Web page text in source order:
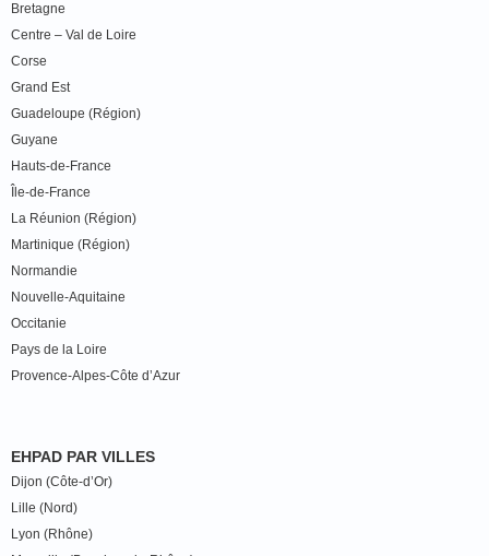
Bretagne
Centre – Val de Loire
Corse
Grand Est
Guadeloupe (Région)
Guyane
Hauts-de-France
Île-de-France
La Réunion (Région)
Martinique (Région)
Normandie
Nouvelle-Aquitaine
Occitanie
Pays de la Loire
Provence-Alpes-Côte d’Azur
EHPAD PAR VILLES
Dijon (Côte-d’Or)
Lille (Nord)
Lyon (Rhône)